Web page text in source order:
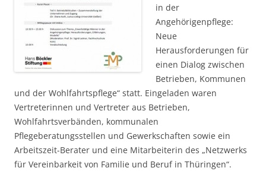
in der
Angehörigenpflege:
Neue
Herausforderungen für
einen Dialog zwischen
Betrieben, Kommunen
und der Wohlfahrtspflege“ statt. Eingeladen waren
Vertreterinnen und Vertreter aus Betrieben,
Wohlfahrtsverbänden, kommunalen
Pflegeberatungsstellen und Gewerkschaften sowie ein
Arbeitszeit-Berater und eine Mitarbeiterin des „Netzwerks
für Vereinbarkeit von Familie und Beruf in Thüringen“.